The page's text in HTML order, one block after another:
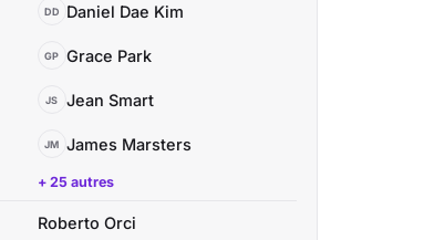
DD Daniel Dae Kim
GP Grace Park
JS Jean Smart
JM James Marsters
+ 25 autres
Roberto Orci